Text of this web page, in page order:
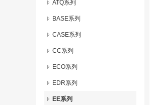
ATQ系列
BASE系列
CASE系列
CC系列
ECO系列
EDR系列
EE系列